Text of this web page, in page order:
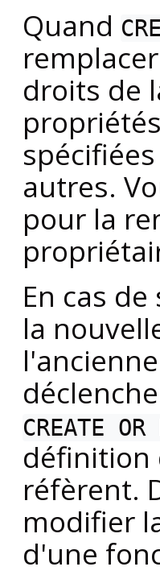
Quand
droits de
autres.
pour la
En cas
la
CREATE OR
définition
réfèrent.
modifier
d'une